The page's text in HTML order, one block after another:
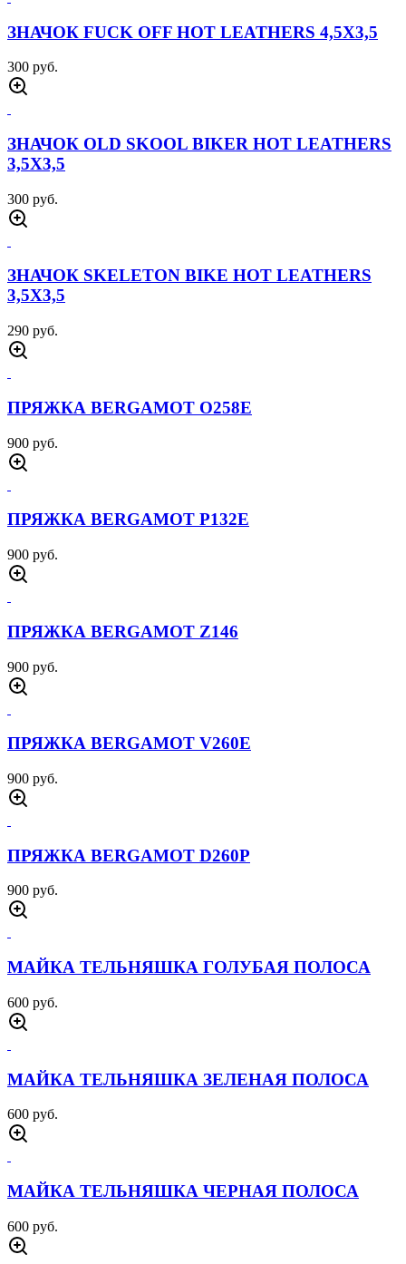
ЗНАЧОК FUCK OFF HOT LEATHERS 4,5Х3,5
300 руб.
ЗНАЧОК OLD SKOOL BIKER HOT LEATHERS
3,5Х3,5
300 руб.
ЗНАЧОК SKELETON BIKE HOT LEATHERS
3,5Х3,5
290 руб.
ПРЯЖКА BERGAMOT O258E
900 руб.
ПРЯЖКА BERGAMOT P132E
900 руб.
ПРЯЖКА BERGAMOT Z146
900 руб.
ПРЯЖКА BERGAMOT V260E
900 руб.
ПРЯЖКА BERGAMOT D260P
900 руб.
МАЙКА ТЕЛЬНЯШКА ГОЛУБАЯ ПОЛОСА
600 руб.
МАЙКА ТЕЛЬНЯШКА ЗЕЛЕНАЯ ПОЛОСА
600 руб.
МАЙКА ТЕЛЬНЯШКА ЧЕРНАЯ ПОЛОСА
600 руб.